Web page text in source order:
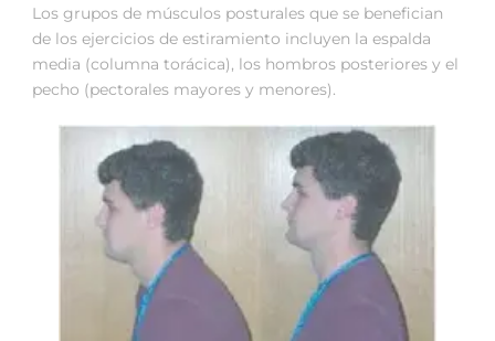
Los grupos de músculos posturales que se benefician
de los ejercicios de estiramiento incluyen la espalda
media (columna torácica), los hombros posteriores y el
pecho (pectorales mayores y menores).